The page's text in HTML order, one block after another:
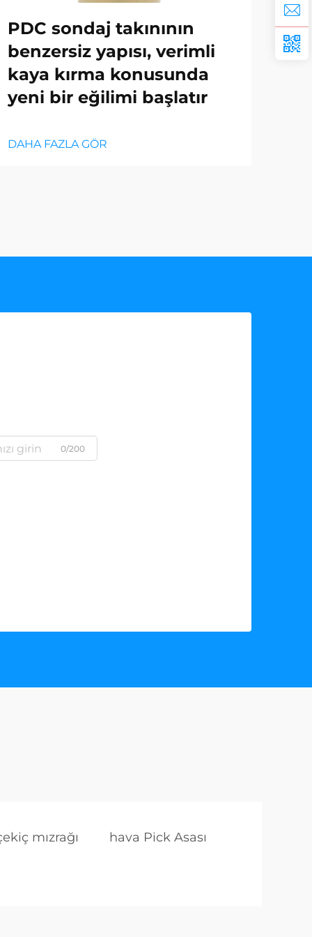
PDC sondaj takınının
benzersiz yapısı, verimli
kaya kırma konusunda
yeni bir eğilimi başlatır
DAHA FAZLA GÖR
0/200
mızrağı hava Pick Asası